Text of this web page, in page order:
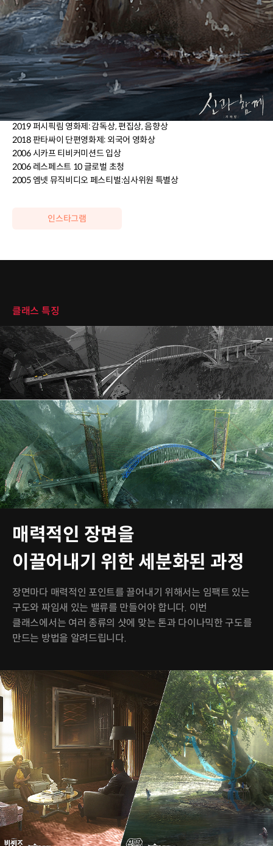
[이력]
2020~2021 영화사 비단길 / 감독
2013~2019 덱스터 스튜디오 / 아트디렉터, 컨셉 아티스트
2010-2013 인터라이트 픽쳐스 / 애니메이션 감독
2009-2010 폴리곤 게임즈 / 컨셉 아티스트
2021 금천패션영화제 분장상
2019 퍼시픽림 영화제: 감독상, 편집상, 음향상
2018 판타싸이 단편영화제: 외국어 영화상
2006 시카프 티비커미션드 입상
2006 레스페스트 10 글로벌 초청
2005 엠넷 뮤직비디오 페스티벌:심사위원 특별상
인스타그램
클래스 특징
매력적인 장면을
이끌어내기 위한 세분화된 과정
장면마다 매력적인 포인트를 끌어내기 위해서는 임팩트 있는
구도와 짜임새 있는 밸류를 만들어야 합니다. 이번
클래스에서는 여러 종류의 샷에 맞는 톤과 다이나믹한 구도를
만드는 방법을 알려드립니다.